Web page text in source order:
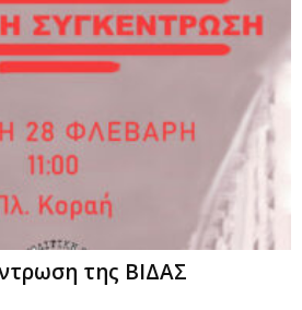
της ΒΙΔΑΣ